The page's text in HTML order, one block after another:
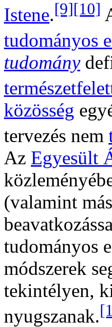
Istene.[9][10]
tudományos
tudomány
közösség
tervezés nem
Az Egyesült
(valamint
tudományos
módszerek
tekintélyen,
nyugszanak.